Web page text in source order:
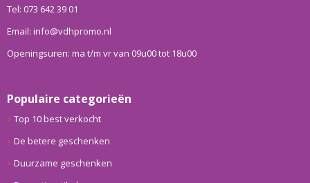
Tel: 073 642 39 01
Email: info@vdhpromo.nl
Openingsuren: ma t/m vr van 09u00 tot 18u00
Populaire categorieën
Top 10 best verkocht
De betere geschenken
Duurzame geschenken